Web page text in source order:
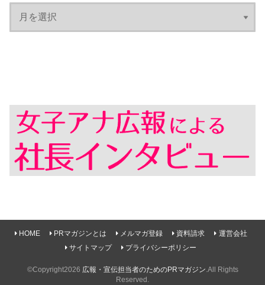
HOME PRマガジンとは メルマガ登録 資料請求
運営会社
サイトマップ
プライバシーポリシー
©Copyright2026 広報・宣伝担当者のためのPRマガジン .All Rights
Reserved.